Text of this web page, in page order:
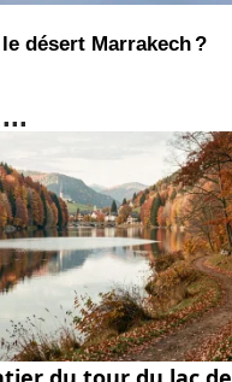
désert Marrakech ?